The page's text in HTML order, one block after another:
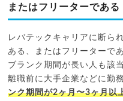
またはフリーターである
レバテックキャリアに断ら
ある、またはフリーターで
ブランク期間が長い人も該
離職前に大手企業などに勤
ンク期間が2ヶ月〜3ヶ月以